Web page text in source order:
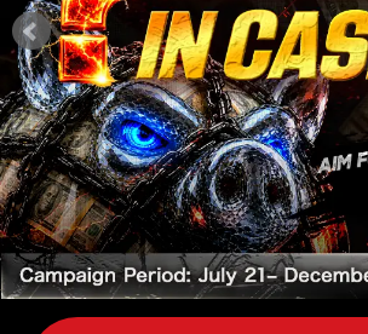
文
官
網)
-
外
匯
交